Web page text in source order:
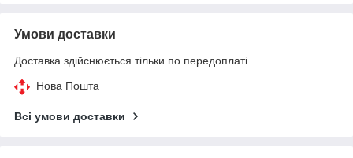
Умови доставки
Доставка здійснюється тільки по передоплаті.
Нова Пошта
Всі умови доставки